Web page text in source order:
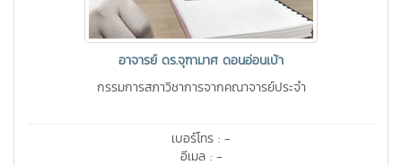
อาจารย์ ดร.จุฑามาศ ดอนอ่อนเบ้า
กรรมการสภาวิชาการจากคณาจารย์ประจำ
เบอร์โทร : -
อีเมล : -